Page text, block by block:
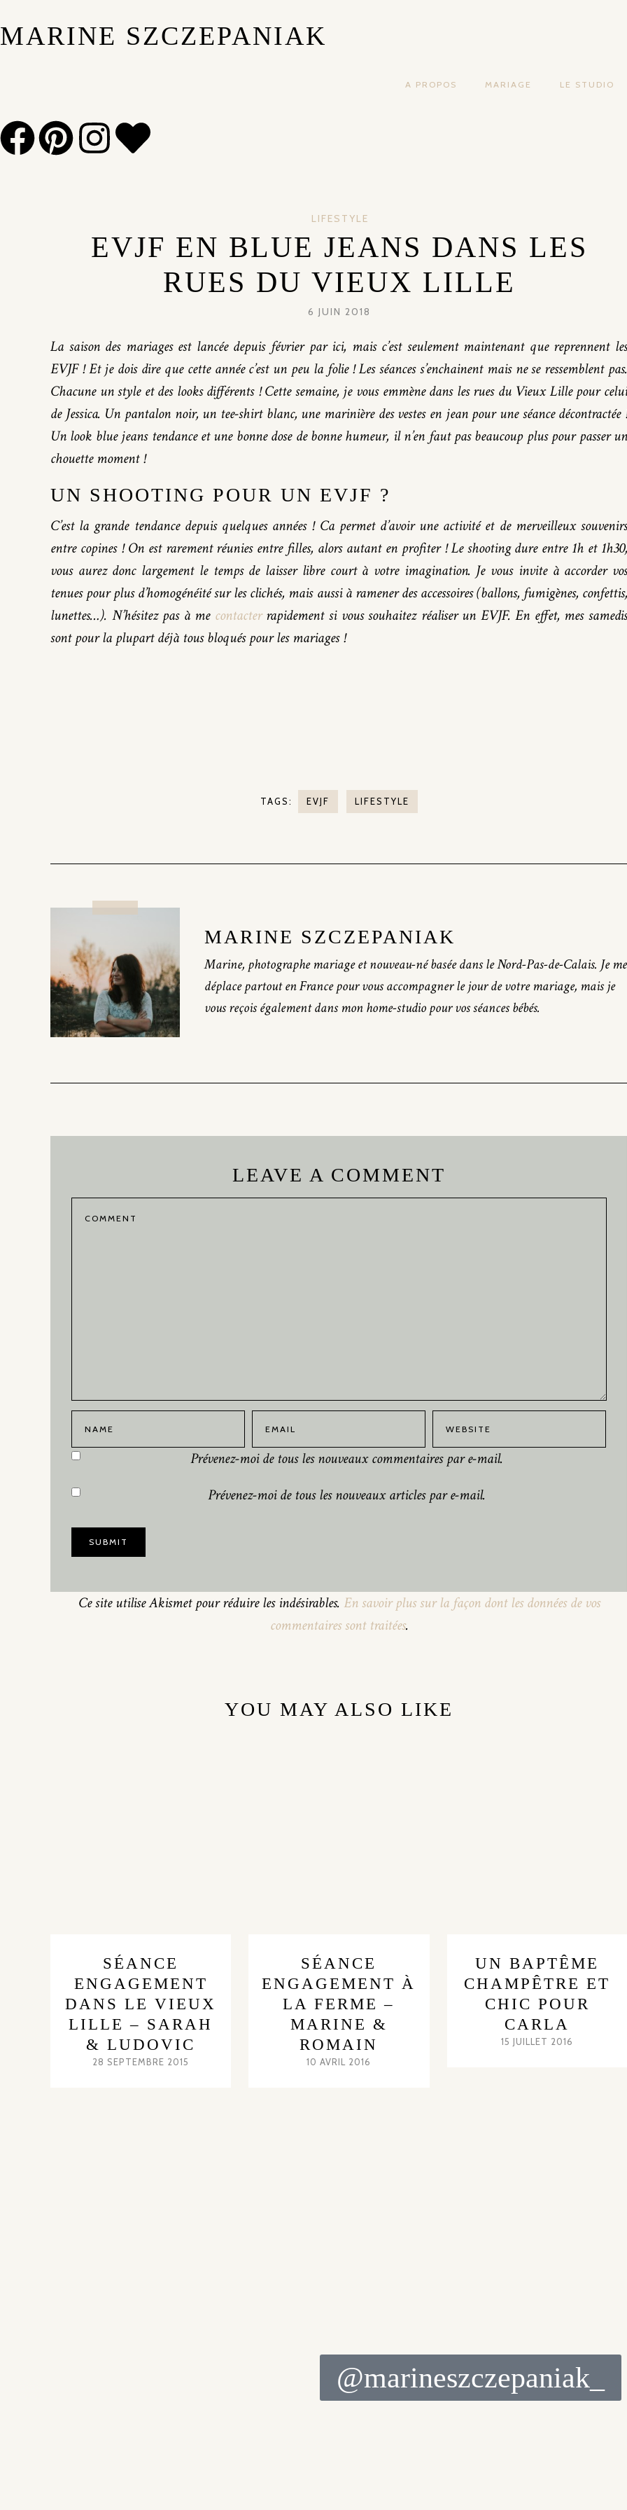
MARINE SZCZEPANIAK
A PROPOS MARIAGE LE STUDIO
LIFESTYLE
EVJF EN BLUE JEANS DANS LES
RUES DU VIEUX LILLE
6 JUIN 2018
La saison des mariages est lancée depuis février par ici, mais c’est seulement maintenant que reprennent les
EVJF ! Et je dois dire que cette année c’est un peu la folie ! Les séances s’enchainent mais ne se ressemblent pas.
Chacune un style et des looks différents ! Cette semaine, je vous emmène dans les rues du Vieux Lille pour celui
de Jessica. Un pantalon noir, un tee-shirt blanc, une marinière des vestes en jean pour une séance décontractée !
Un look blue jeans tendance et une bonne dose de bonne humeur, il n’en faut pas beaucoup plus pour passer un
chouette moment !
UN SHOOTING POUR UN EVJF ?
C’est la grande tendance depuis quelques années ! Ca permet d’avoir une activité et de merveilleux souvenirs
entre copines ! On est rarement réunies entre filles, alors autant en profiter ! Le shooting dure entre 1h et 1h30,
vous aurez donc largement le temps de laisser libre court à votre imagination. Je vous invite à accorder vos
tenues pour plus d’homogénéité sur les clichés, mais aussi à ramener des accessoires (ballons, fumigènes, confettis,
lunettes…). N’hésitez pas à me contacterrapidement si vous souhaitez réaliser un EVJF. En effet, mes samedis
sont pour la plupart déjà tous bloqués pour les mariages !
TAGS: EVJF LIFESTYLE
MARINE SZCZEPANIAK
Marine, photographe mariage et nouveau-né basée dans le Nord-Pas-de-Calais. Je me
déplace partout en France pour vous accompagner le jour de votre mariage, mais je
vous reçois également dans mon home-studio pour vos séances bébés.
LEAVE A COMMENT
Prévenez-moi de tous les nouveaux commentaires par e-mail.
Prévenez-moi de tous les nouveaux articles par e-mail.
Ce site utilise Akismet pour réduire les indésirables. En savoir plus sur la façon dont les données de vos
commentaires sont traitées.
YOU MAY ALSO LIKE
SÉANCE
ENGAGEMENT
DANS LE VIEUX
LILLE – SARAH
& LUDOVIC
28 SEPTEMBRE 2015
SÉANCE
ENGAGEMENT À
LA FERME –
MARINE &
ROMAIN
10 AVRIL 2016
UN BAPTÊME
CHAMPÊTRE ET
CHIC POUR
CARLA
15 JUILLET 2016
@marineszczepaniak_